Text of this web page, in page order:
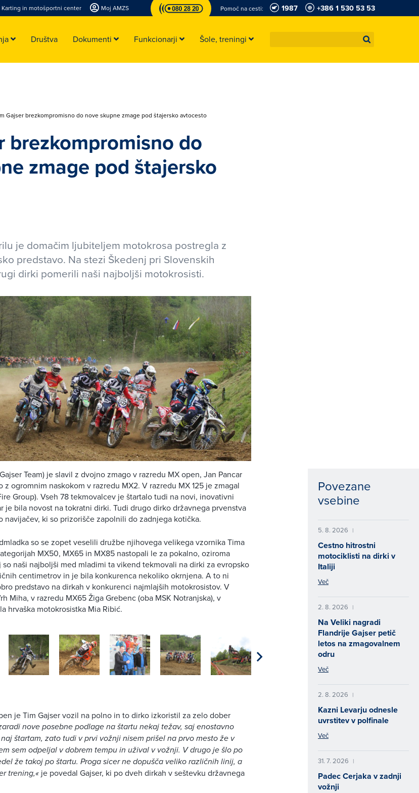
Karting in motošportni center Moj AMZS Pomoč na cesti: 1987 +386 1 530 53 53
Društva Dokumenti Funkcionarji Šole, treningi
Gajser brezkompromisno do nove skupne zmage pod štajersko avtocesto
brezkompromisno do
zmage pod štajersko
je domačim ljubiteljem motokrosa postregla z
predstavo. Na stezi Škedenj pri Slovenskih
dirki pomerili naši najboljši motokrosisti.
Team) je slavil z dvojno zmago v razredu MX open, Jan Pancar
z ogromnim naskokom v razredu MX2. V razredu MX 125 je zmagal
Group). Vseh 78 tekmovalcev je štartalo tudi na novi, inovativni
je bila novost na tokratni dirki. Tudi drugo dirko državnega prvenstva
ki so prizorišče zapolnili do zadnjega kotička.
so se zopet veselili družbe njihovega velikega vzornika Tima
MX50, MX65 in MX85 nastopali le za pokalno, oziroma
naši najboljši med mladimi ta vikend tekmovali na dirki za evropsko
centimetrov in je bila konkurenca nekoliko okrnjena. A to ni
predstavo na dirkah v konkurenci najmlajših motokrosistov. V
Miha, v razredu MX65 Žiga Grebenc (oba MSK Notranjska), v
hrvaška motokrosistka Mia Ribić.
je Tim Gajser vozil na polno in to dirko izkoristil za zelo dober
nove posebne podlage na štartu nekaj težav, saj enostavno
štartam, zato tudi v prvi vožnji nisem prišel na prvo mesto že v
sem odpeljal v dobrem tempu in užival v vožnji. V drugo je šlo po
že takoj po štartu. Proga sicer ne dopušča veliko različnih linij, a
trening,« je povedal Gajser, ki po dveh dirkah v seštevku državnega
Povezane
vsebine
5. 8. 2026 |
Cestno hitrostni
motociklisti na dirki v
Italiji
Več
2. 8. 2026 |
Na Veliki nagradi
Flandrije Gajser petič
letos na zmagovalnem
odru
Več
2. 8. 2026 |
Kazni Levarju odnesle
uvrstitev v polfinale
Več
31. 7. 2026 |
Padec Cerjaka v zadnji
vožnji